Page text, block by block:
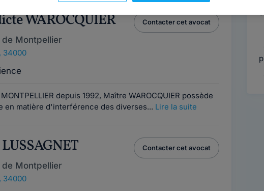
WAROCQUIER
Montpellier
34000
Contacter cet avocat
depuis 1992, Maître WAROCQUIER possède
en matière d'interférence des diverses... Lire la suite
Montpellier
34000
Contacter cet avocat